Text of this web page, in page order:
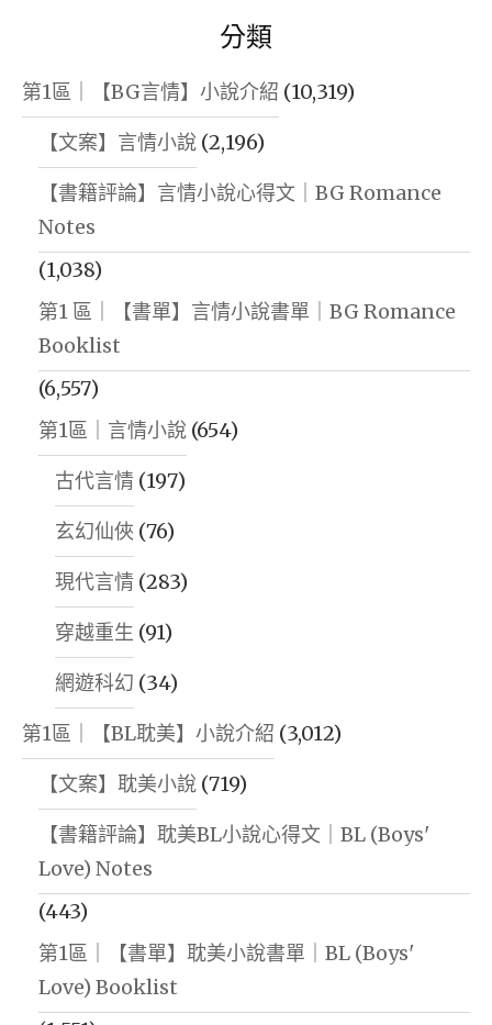
分類
第1區｜【BG言情】小說介紹 (10,319)
【文案】言情小說 (2,196)
【書籍評論】言情小說心得文｜BG Romance
Notes
(1,038)
第1 區｜【書單】言情小說書單｜BG Romance
Booklist
(6,557)
第1區｜言情小說 (654)
古代言情 (197)
玄幻仙俠 (76)
現代言情 (283)
穿越重生 (91)
網遊科幻 (34)
第1區｜【BL耽美】小說介紹 (3,012)
【文案】耽美小說 (719)
【書籍評論】耽美BL小說心得文｜BL (Boys'
Love) Notes
(443)
第1區｜【書單】耽美小說書單｜BL (Boys'
Love) Booklist